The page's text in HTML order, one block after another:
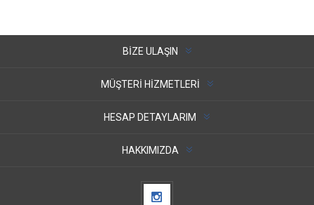
BIZE ULAŞIN
MÜŞTERI HIZMETLERI
HESAP DETAYLARIM
HAKKIMIZDA